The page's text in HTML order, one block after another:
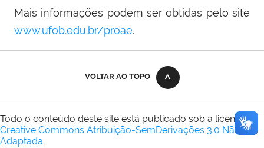
Mais informações podem ser obtidas pelo site
www.ufob.edu.br/proae.
VOLTAR AO TOPO
Todo o conteúdo deste site está publicado sob a licença
Creative Commons Atribuição-SemDerivações 3.0 Não
Adaptada.